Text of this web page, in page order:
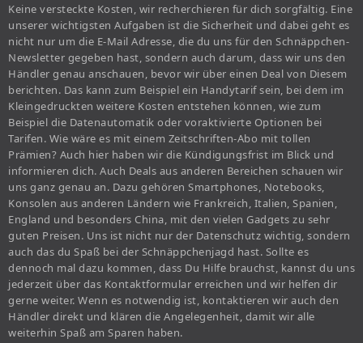
Keine versteckte Kosten, wir recherchieren für dich sorgfältig. Eine
unserer wichtigsten Aufgaben ist die Sicherheit und dabei geht es
nicht nur um die E-Mail Adresse, die du uns für den Schnäppchen-
Newsletter gegeben hast, sondern auch darum, dass wir uns den
Händler genau anschauen, bevor wir über einen Deal von Diesem
berichten. Das kann zum Beispiel ein Handytarif sein, bei dem im
Kleingedruckten weitere Kosten entstehen können, wie zum
Beispiel die Datenautomatik oder voraktivierte Optionen bei
Tarifen. Wie wäre es mit einem Zeitschriften-Abo mit tollen
Prämien? Auch hier haben wir die Kündigungsfrist im Blick und
informieren dich. Auch Deals aus anderen Bereichen schauen wir
uns ganz genau an. Dazu gehören Smartphones, Notebooks,
Konsolen aus anderen Ländern wie Frankreich, Italien, Spanien,
England und besonders China, mit den vielen Gadgets zu sehr
guten Preisen. Uns ist nicht nur der Datenschutz wichtig, sondern
auch das du Spaß bei der Schnäppchenjagd hast. Sollte es
dennoch mal dazu kommen, dass Du Hilfe brauchst, kannst du uns
jederzeit über das Kontaktformular erreichen und wir helfen dir
gerne weiter. Wenn es notwendig ist, kontaktieren wir auch den
Händler direkt und klären die Angelegenheit, damit wir alle
weiterhin Spaß am Sparen haben.